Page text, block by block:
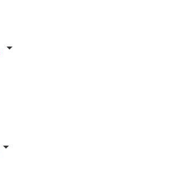

